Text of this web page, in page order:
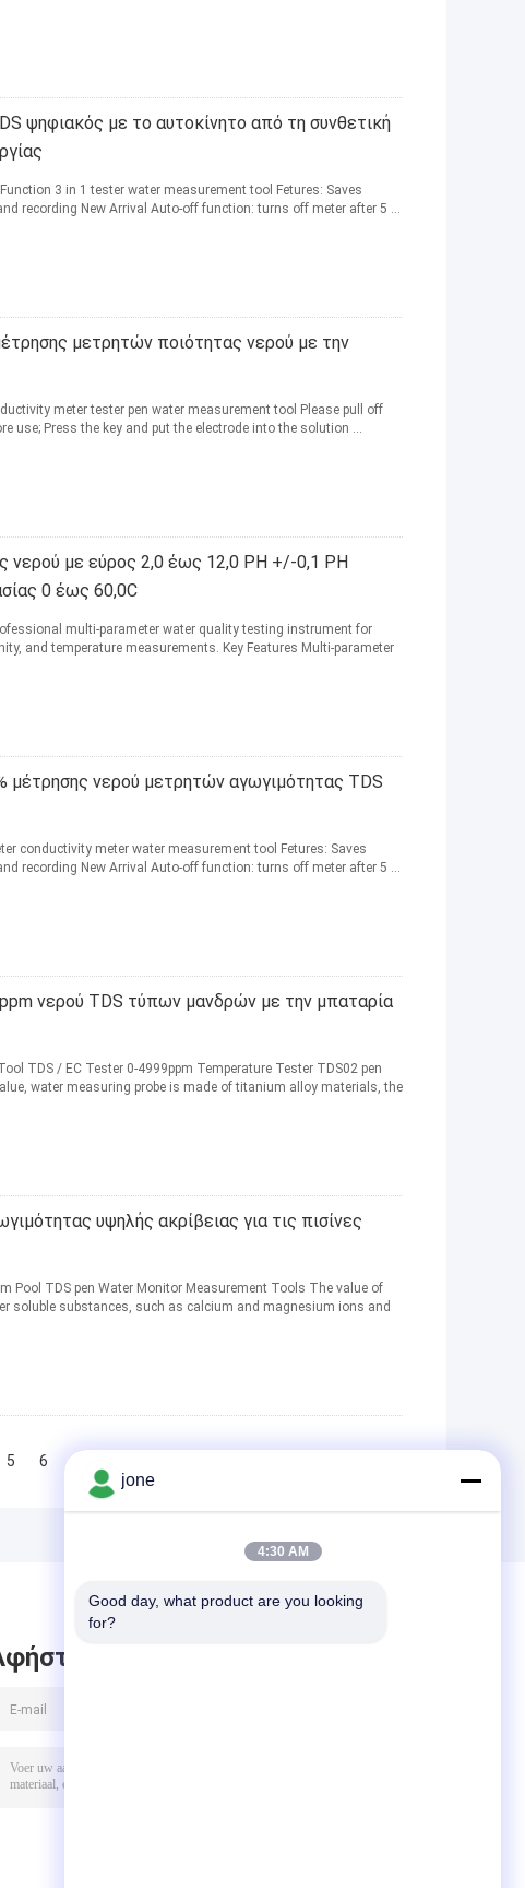
ψηφιακός με το αυτοκίνητο από τη συνθετική
3 in 1 tester water measurement tool Fetures: Saves
recording New Arrival Auto-off function: turns off meter after 5 ...
μετρητών ποιότητας νερού με την
meter tester pen water measurement tool Please pull off
use; Press the key and put the electrode into the solution ...
νερού με εύρος 2,0 έως 12,0 PH +/-0,1 PH
0 έως 60,0C
multi-parameter water quality testing instrument for
and temperature measurements. Key Features Multi-parameter
μέτρησης νερού μετρητών αγωγιμότητας TDS
conductivity meter water measurement tool Fetures: Saves
recording New Arrival Auto-off function: turns off meter after 5 ...
νερού TDS τύπων μανδρών με την μπαταρία
TDS / EC Tester 0-4999ppm Temperature Tester TDS02 pen
water measuring probe is made of titanium alloy materials, the
υψηλής ακρίβειας για τις πισίνες
Pool TDS pen Water Monitor Measurement Tools The value of
soluble substances, such as calcium and magnesium ions and
5 6
μήνυμα
jone
4:30 AM
Good day, what product are you looking
for?